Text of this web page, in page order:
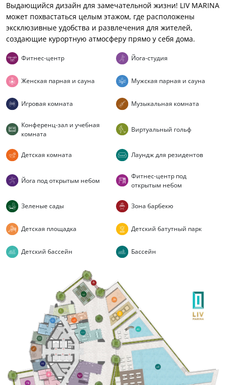
Выдающийся дизайн для замечательной жизни! LIV MARINA
может похвастаться целым этажом, где расположены
эксклюзивные удобства и развлечения для жителей,
создающие курортную атмосферу прямо у себя дома.
Фитнес-центр Йога-студия
Женская парная и сауна Мужская парная и сауна
Игровая комната Музыкальная комната
Конференц-зал и учебная
комната
Виртуальный гольф
Детская комната Лаундж для резидентов
Йога под открытым небом
Фитнес-центр под
открытым небом
Зеленые сады Зона барбекю
Детская площадка Детский батутный парк
Детский бассейн Бассейн